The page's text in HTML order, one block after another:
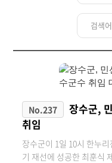
No.237
장수군,
취임
장수군이 1일 10시 한누
기 재선에 성공한 최훈식